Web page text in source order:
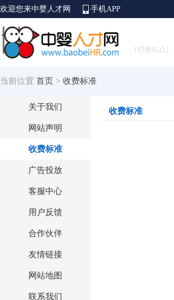
欢迎您来中婴人才网 手机APP
[切换站点]
当前位置 首页 > 收费标准
关于我们
网站声明
收费标准
广告投放
客服中心
用户反馈
合作伙伴
友情链接
网站地图
联系我们
收费标准